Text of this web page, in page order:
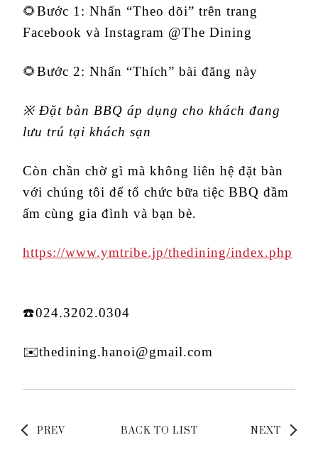
🌻Bước 1: Nhấn “Theo dõi” trên trang
Facebook và Instagram @The Dining
🌻Bước 2: Nhấn “Thích” bài đăng này
※ Đặt bàn BBQ áp dụng cho khách đang
lưu trú tại khách sạn
Còn chần chờ gì mà không liên hệ đặt bàn
với chúng tôi để tổ chức bữa tiệc BBQ đầm
ấm cùng gia đình và bạn bè.
https://www.ymtribe.jp/thedining/index.php
☎️024.3202.0304
✉️thedining.hanoi@gmail.com
PREV BACK TO LIST NEXT